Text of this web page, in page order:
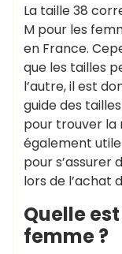
La taille 38
M pour les
en France.
que les tailles
l’autre, il est
guide des
pour trouver la
également
pour s’assurer
lors de l’achat
Quelle
femme ?